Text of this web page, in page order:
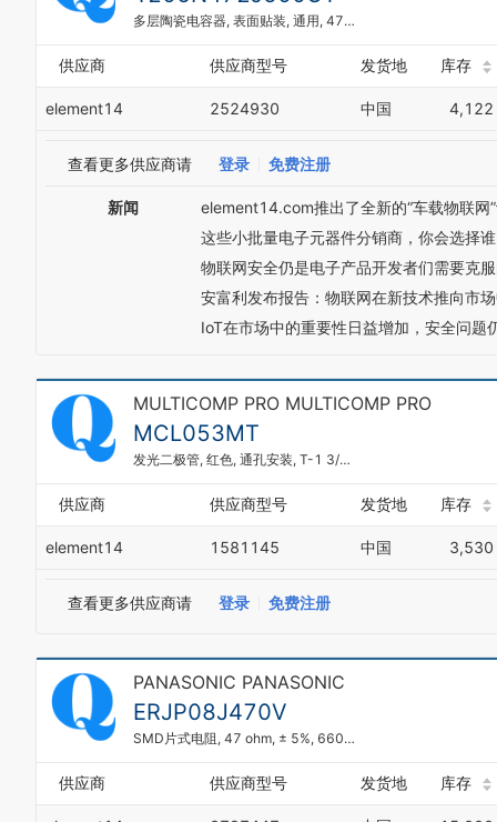
多层陶瓷电容器, 表面贴装, 通用, 4700 pF, 50 V, 1206 [3216 公制], ± 5%, C0G / NP0, -55 °C
供应商 供应商型号 发货地 库存
element14 2524930 中国 4,122
查看更多供应商请 登录 免费注册
新闻
element14.com推出了全新的“车载物联网
这些小批量电子元器件分销商，你会选择
物联网安全仍是电子产品开发者们需要克
安富利发布报告：物联网在新技术推向市
IoT在市场中的重要性日益增加，安全问题
MULTICOMP PRO MULTICOMP PRO
MCL053MT
发光二极管, 红色, 通孔安装, T-1 3/4 (5mm), 20 mA, 2 V, 625 nm
供应商 供应商型号 发货地 库存
element14 1581145 中国 3,530
查看更多供应商请 登录 免费注册
PANASONIC PANASONIC
ERJP08J470V
SMD片式电阻, 47 ohm, ± 5%, 660 mW, 1206 [3216公制], 厚膜, 大功率, 抗电涌
供应商 供应商型号 发货地 库存